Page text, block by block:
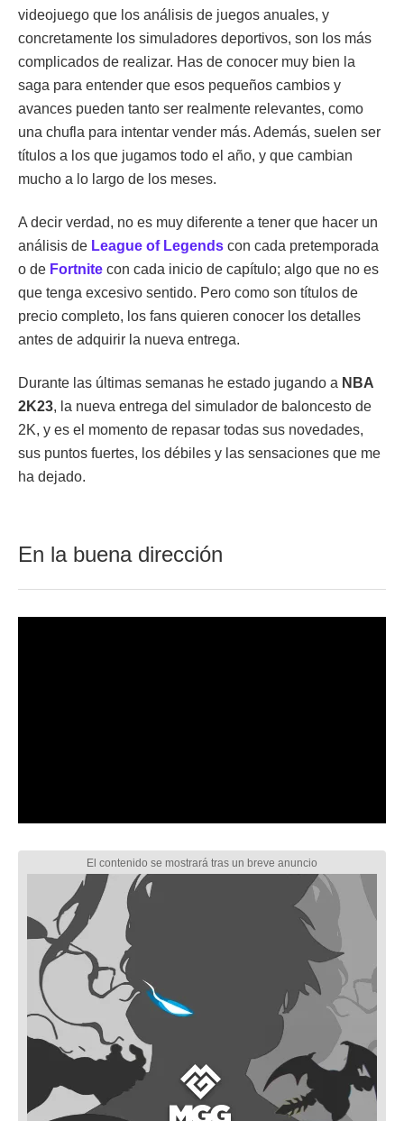
videojuego que los análisis de juegos anuales, y
concretamente los simuladores deportivos, son los más
complicados de realizar. Has de conocer muy bien la
saga para entender que esos pequeños cambios y
avances pueden tanto ser realmente relevantes, como
una chufla para intentar vender más. Además, suelen ser
títulos a los que jugamos todo el año, y que cambian
mucho a lo largo de los meses.
A decir verdad, no es muy diferente a tener que hacer un
análisis de League of Legends con cada pretemporada
o de Fortnite con cada inicio de capítulo; algo que no es
que tenga excesivo sentido. Pero como son títulos de
precio completo, los fans quieren conocer los detalles
antes de adquirir la nueva entrega.
Durante las últimas semanas he estado jugando a NBA
2K23, la nueva entrega del simulador de baloncesto de
2K, y es el momento de repasar todas sus novedades,
sus puntos fuertes, los débiles y las sensaciones que me
ha dejado.
En la buena dirección